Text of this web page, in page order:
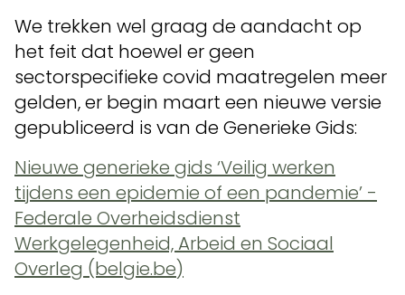
We trekken wel graag de aandacht op
het feit dat hoewel er geen
sectorspecifieke covid maatregelen meer
gelden, er begin maart een nieuwe versie
gepubliceerd is van de Generieke Gids:
Nieuwe generieke gids ‘Veilig werken
tijdens een epidemie of een pandemie’ -
Federale Overheidsdienst
Werkgelegenheid, Arbeid en Sociaal
Overleg (belgie.be)